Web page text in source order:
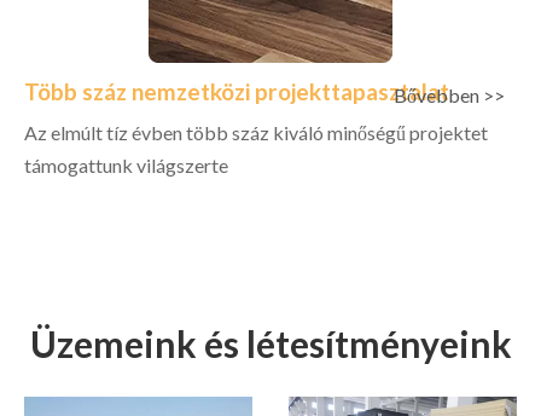
Több száz nemzetközi projekttapasztalatBővebben >>
Az elmúlt tíz évben több száz kiváló minőségű projektet
támogattunk világszerte
Üzemeink és létesítményeink